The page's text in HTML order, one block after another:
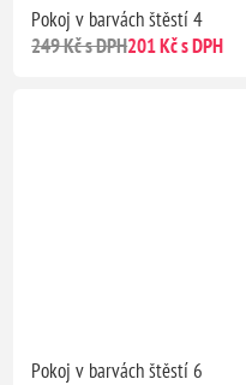
Pokoj v barvách štěstí 4
249 Kč s DPH201 Kč s DPH
Pokoj v barvách štěstí 6